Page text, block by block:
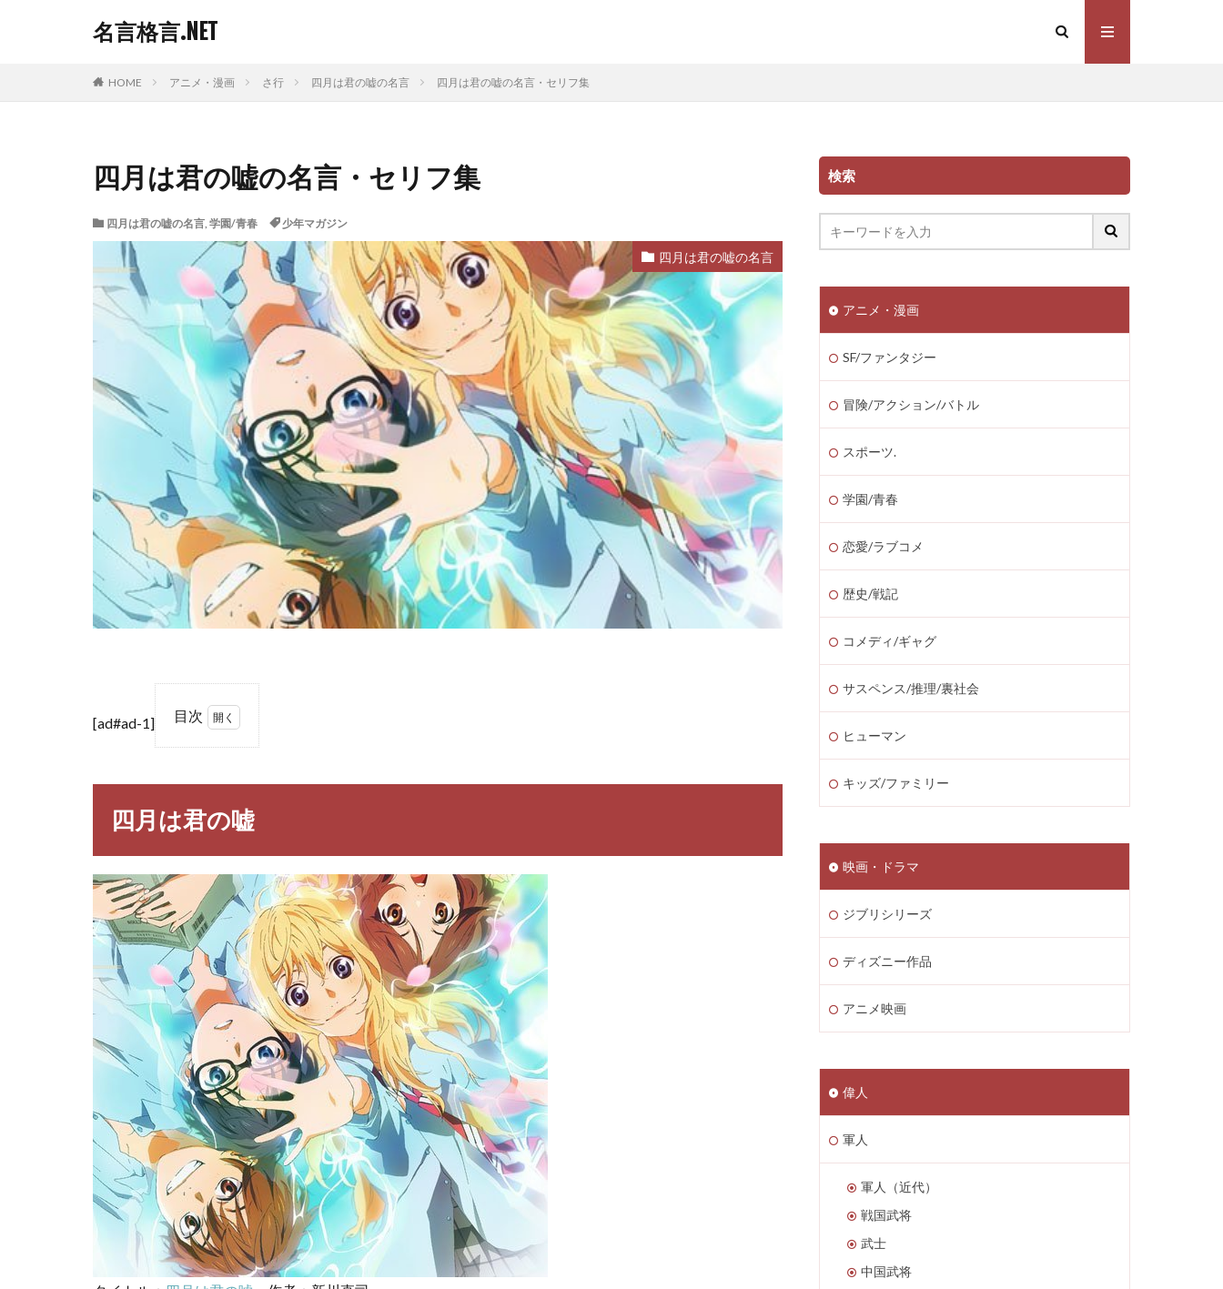
名言格言.NET
HOME アニメ・漫画 さ行 四月は君の嘘の名言 四月は君の嘘の名言・セリフ集
四月は君の嘘の名言・セリフ集
四月は君の嘘の名言, 学園/青春 少年マガジン
四月は君の嘘の名言
[ad#ad-1] 目次
月
君
嘘
四
月
は
君
の
嘘
ャ
ラ
一
覧
3
四月
は君
の嘘
の名
言・
名セ
リフ
四月は君の嘘
検索
アニメ・漫画
SF/ファンタジー
冒険/アクション/バトル
スポーツ.
学園/青春
恋愛/ラブコメ
歴史/戦記
コメディ/ギャグ
サスペンス/推理/裏社会
ヒューマン
キッズ/ファミリー
映画・ドラマ
ジブリシリーズ
ディズニー作品
アニメ映画
偉人
軍人
軍人（近代）
戦国武将
武士
中国武将